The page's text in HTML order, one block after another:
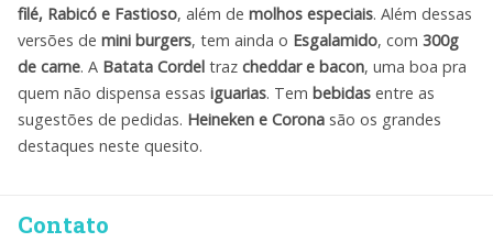
filé, Rabicó e Fastioso, além de molhos especiais. Além dessas
versões de mini burgers, tem ainda o Esgalamido, com 300g
de carne. A Batata Cordel traz cheddar e bacon, uma boa pra
quem não dispensa essas iguarias. Tem bebidas entre as
sugestões de pedidas. Heineken e Corona são os grandes
destaques neste quesito.
Contato